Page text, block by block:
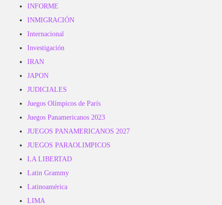
INFORME
INMIGRACIÓN
Internacional
Investigación
IRAN
JAPON
JUDICIALES
Juegos Olímpicos de París
Juegos Panamericanos 2023
JUEGOS PANAMERICANOS 2027
JUEGOS PARAOLIMPICOS
LA LIBERTAD
Latin Grammy
Latinoamérica
LIMA